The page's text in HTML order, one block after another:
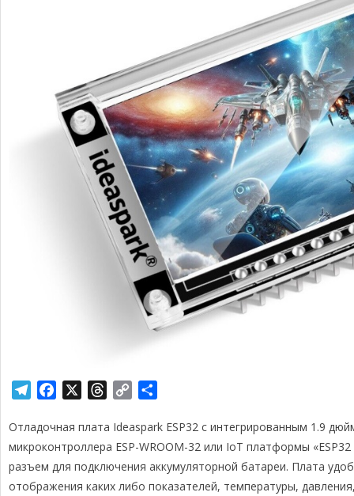
l
e
g
r
c
e
b
o
r
e
a
d
p
y
L
i
п
р
а
в
Отладочная плата Ideaspark ESP32 с интегрированным 1.9
микроконтроллера ESP-WROOM-32 или IoT платформы
разъем для подключения аккумуляторной батареи. Плата
отображения каких либо показателей, температуры,